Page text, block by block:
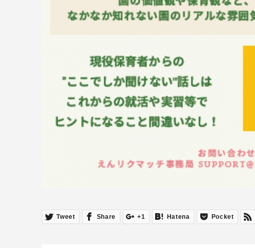
Tweet Share +1 Hatena Pocket